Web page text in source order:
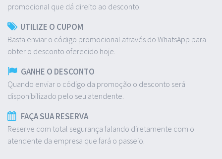
promocional que dá direito ao desconto.
UTILIZE O CUPOM
Basta enviar o código promocional através do WhatsApp para
obter o desconto oferecido hoje.
GANHE O DESCONTO
Quando enviar o código da promoção o desconto será
disponibilizado pelo seu atendente.
FAÇA SUA RESERVA
Reserve com total segurança falando diretamente com o
atendente da empresa que fará o passeio.